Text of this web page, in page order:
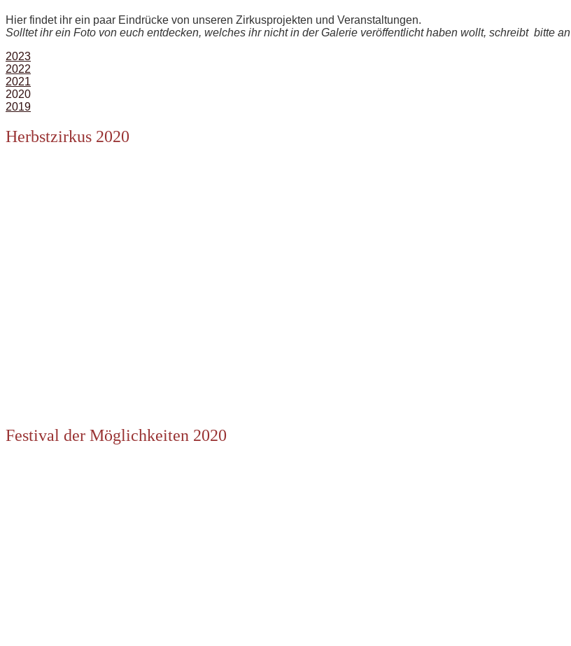
Hier findet ihr ein paar Eindrücke von unseren Zirkusprojekten und Veranstaltungen.
Solltet ihr ein Foto von euch entdecken, welches ihr nicht in der Galerie veröffentlicht haben wollt, schreibt bitte an
2023
2022
2021
2020
2019
Herbstzirkus 2020
Festival der Möglichkeiten 2020